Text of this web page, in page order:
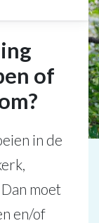
of
in de
moet
en/of